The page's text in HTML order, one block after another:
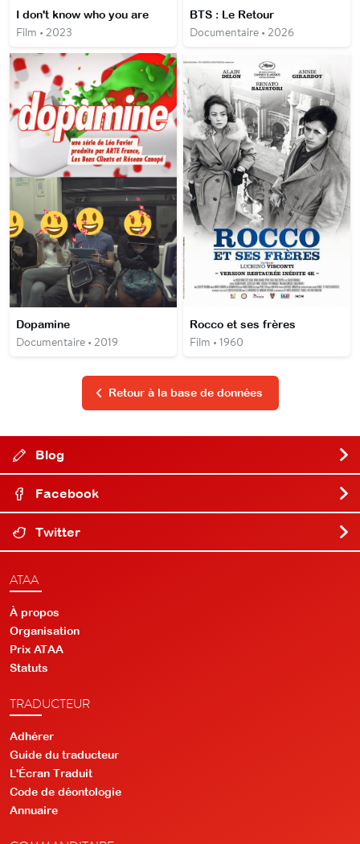
I don't know who you are
Film • 2023
BTS : Le Retour
Documentaire • 2026
Dopamine
Documentaire • 2019
Rocco et ses frères
Film • 1960
Retour à la base de données
Blog
Facebook
Twitter
ATAA
À propos
Organisation
Prix ATAA
Statuts
TRADUCTEUR
Adhérer
Guide du traducteur
L'Écran Traduit
Code de déontologie
Annuaire